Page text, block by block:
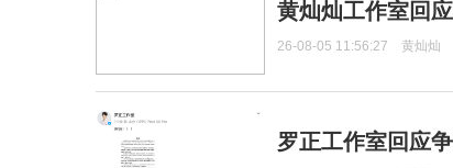
黄灿灿工作室回
26-08-05 11:56:27 黄灿灿
罗正工作室回应